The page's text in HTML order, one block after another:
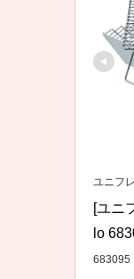
ユニフ
[ユニ
lo
683095